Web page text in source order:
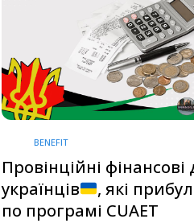
BENEFIT
Провінційні
українців
, які
по програмі CUAET